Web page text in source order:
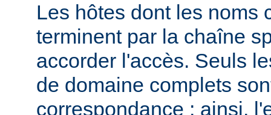
Les hôtes dont les noms
terminent par la chaîne
accorder l'accès. Seuls
de domaine complets
correspondance ; ainsi,